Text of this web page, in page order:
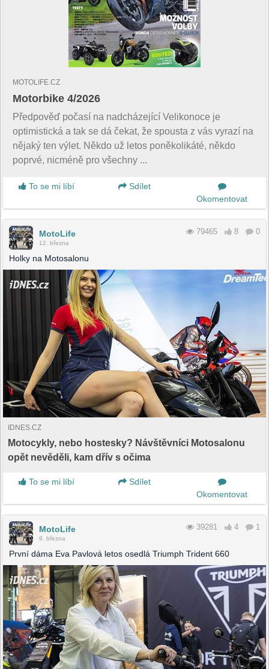
MOTOLIFE.CZ
Motorbike 4/2026
Předpověď počasí na nadcházející Velikonoce je
optimistická a tak se dá čekat, že spousta z vás vyrazí na
nějaký ten výlet. Někdo už letos poněkolikáté, někdo
poprvé, nicméně pro všechny ...
To se mi líbí
Sdílet
Okomentovat
MotoLife
12. března
79465 8 0
Holky na Motosalonu
IDNES.CZ
Motocykly, nebo hostesky? Návštěvníci Motosalonu
opět nevěděli, kam dřív s očima
To se mi líbí
Sdílet
Okomentovat
MotoLife
9. března
39281 4 1
První dáma Eva Pavlová letos osedlá Triumph Trident 660